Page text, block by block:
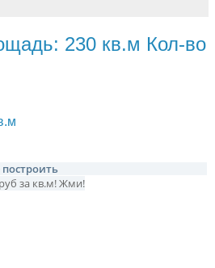
230 кв.м Кол-во
за кв.м! Жми!